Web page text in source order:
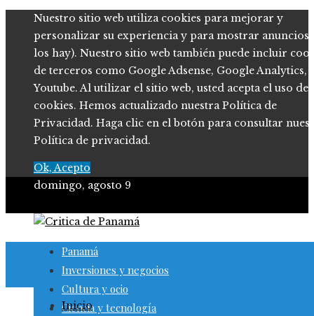
Nuestro sitio web utiliza cookies para mejorar y
personalizar su experiencia y para mostrar anuncios
los hay). Nuestro sitio web también puede incluir
de terceros como Google Adsense, Google Analytics,
Youtube. Al utilizar el sitio web, usted acepta el uso de
cookies. Hemos actualizado nuestra Política de
Privacidad. Haga clic en el botón para consultar
Política de privacidad.
Ok, Acepto
domingo, agosto 9
Panamá
Inversiones y negocios
Cultura y ocio
Ciencia y tecnología
Inicio